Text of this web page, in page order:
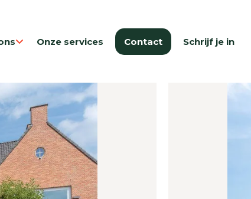
Onze services Contact Schrijf je in